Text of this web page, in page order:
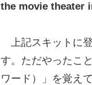
the movie theater
上記スキットに
す。ただやったこ
ワード）」を覚え